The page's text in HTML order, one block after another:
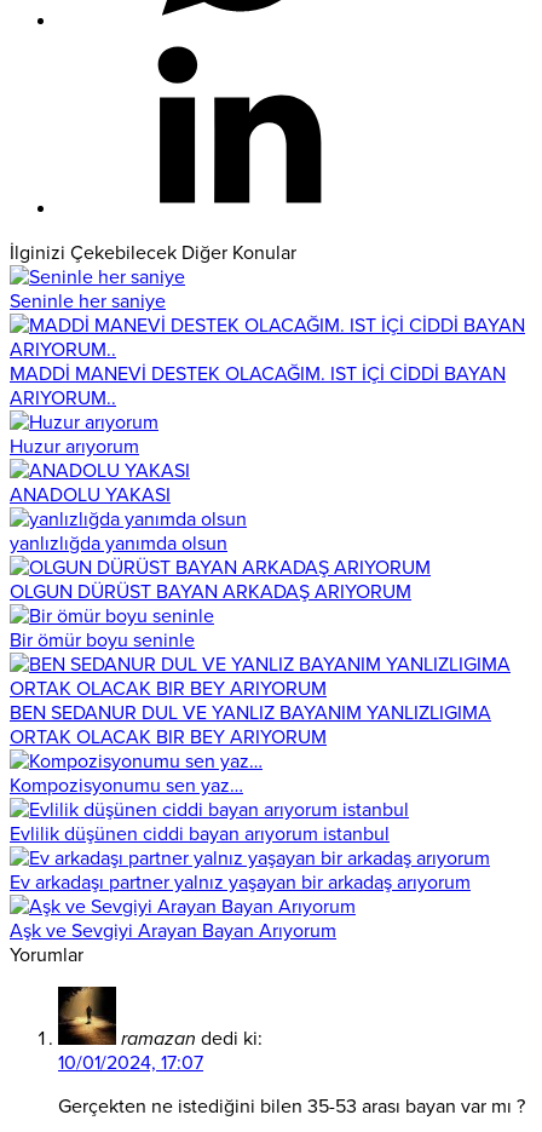
İlginizi Çekebilecek Diğer Konular
Seninle her saniye
MADDİ MANEVİ DESTEK OLACAĞIM. IST İÇİ CİDDİ BAYAN
ARIYORUM..
Huzur arıyorum
ANADOLU YAKASI
yanlızlığda yanımda olsun
OLGUN DÜRÜST BAYAN ARKADAŞ ARIYORUM
Bir ömür boyu seninle
BEN SEDANUR DUL VE YANLIZ BAYANIM YANLIZLIGIMA
ORTAK OLACAK BIR BEY ARIYORUM
Kompozisyonumu sen yaz…
Evlilik düşünen ciddi bayan arıyorum istanbul
Ev arkadaşı partner yalnız yaşayan bir arkadaş arıyorum
Aşk ve Sevgiyi Arayan Bayan Arıyorum
Yorumlar
ramazan dedi ki:
10/01/2024, 17:07
Gerçekten ne istediğini bilen 35-53 arası bayan var mı ?